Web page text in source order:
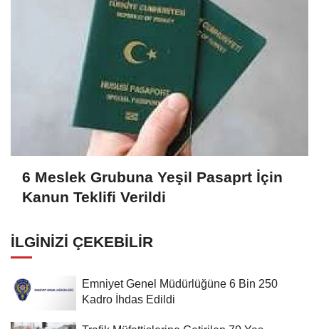
6 Meslek Grubuna Yeşil Pasaprt İçin
Kanun Teklifi Verildi
İLGINIZI ÇEKEBILIR
Emniyet Genel Müdürlüğüne 6 Bin 250
Kadro İhdas Edildi